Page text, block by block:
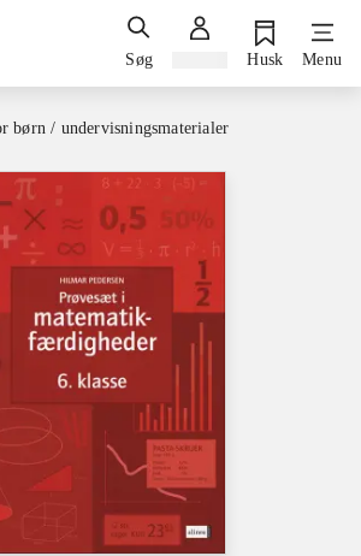
Søg Husk Menu
børn / undervisningsmaterialer